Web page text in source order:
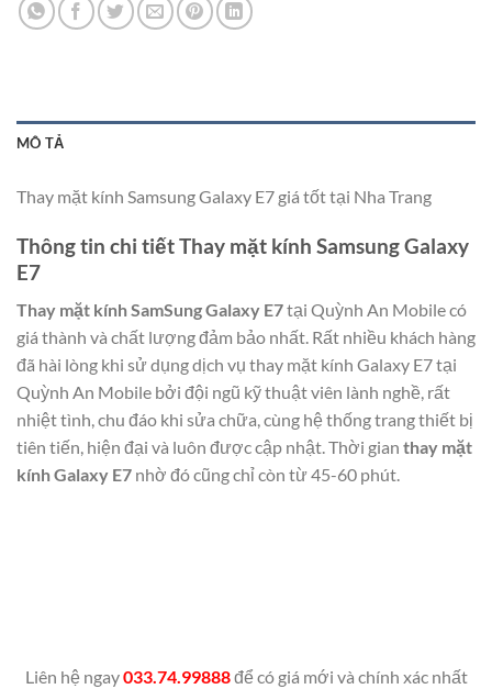
MÔ TẢ
Thay mặt kính Samsung Galaxy E7 giá tốt tại Nha Trang
Thông tin chi tiết Thay mặt kính Samsung Galaxy
E7
Thay mặt kính SamSung Galaxy E7tại Quỳnh An Mobile có
giá thành và chất lượng đảm bảo nhất. Rất nhiều khách hàng
đã hài lòng khi sử dụng dịch vụ thay mặt kính Galaxy E7 tại
Quỳnh An Mobile bởi đội ngũ kỹ thuật viên lành nghề, rất
nhiệt tình, chu đáo khi sửa chữa, cùng hệ thống trang thiết bị
tiên tiến, hiện đại và luôn được cập nhật. Thời gian thay mặt
kính Galaxy E7 nhờ đó cũng chỉ còn từ 45-60 phút.
Liên hệ ngay033.74.99888để có giá mới và chính xác nhất